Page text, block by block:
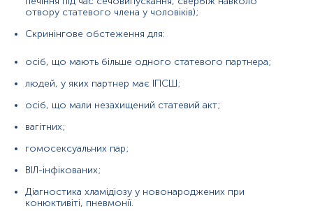
Відсутність інфікування Chlamydia trachomatis;
Однак, можуть спостерігатися хибнонегативні
менше 10-15 днів (IgA не встигли синтезуватися);
Матеріал
сироватка крові
Одиниці вимірювання, референтні значення та діапазон
вимірювань можуть змінюватися у відповідності до зміни
тест-систем.
отвору статевого члена у чоловіків);
Скринінгове обстеження для:
осіб, що мають більше одного статевого партнера;
людей, у яких партнер має ІПСШ;
осіб, що мали незахищений статевий акт;
вагітних;
гомосексуальних пар;
ВІЛ-інфікованих;
Діагностика хламідіозу у новонароджених при
конюктивіті, пневмонії.